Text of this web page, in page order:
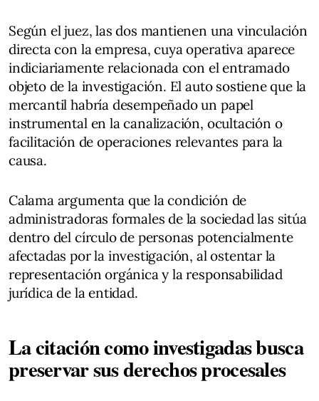
Según el juez, las dos mantienen una vinculación
directa con la empresa, cuya operativa aparece
indiciariamente relacionada con el entramado
objeto de la investigación. El auto sostiene que la
mercantil habría desempeñado un papel
instrumental en la canalización, ocultación o
facilitación de operaciones relevantes para la
causa.
Calama argumenta que la condición de
administradoras formales de la sociedad las sitúa
dentro del círculo de personas potencialmente
afectadas por la investigación, al ostentar la
representación orgánica y la responsabilidad
jurídica de la entidad.
La citación como investigadas busca
preservar sus derechos procesales